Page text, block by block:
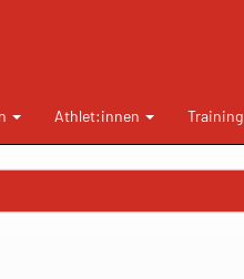
Athlet:innen Training